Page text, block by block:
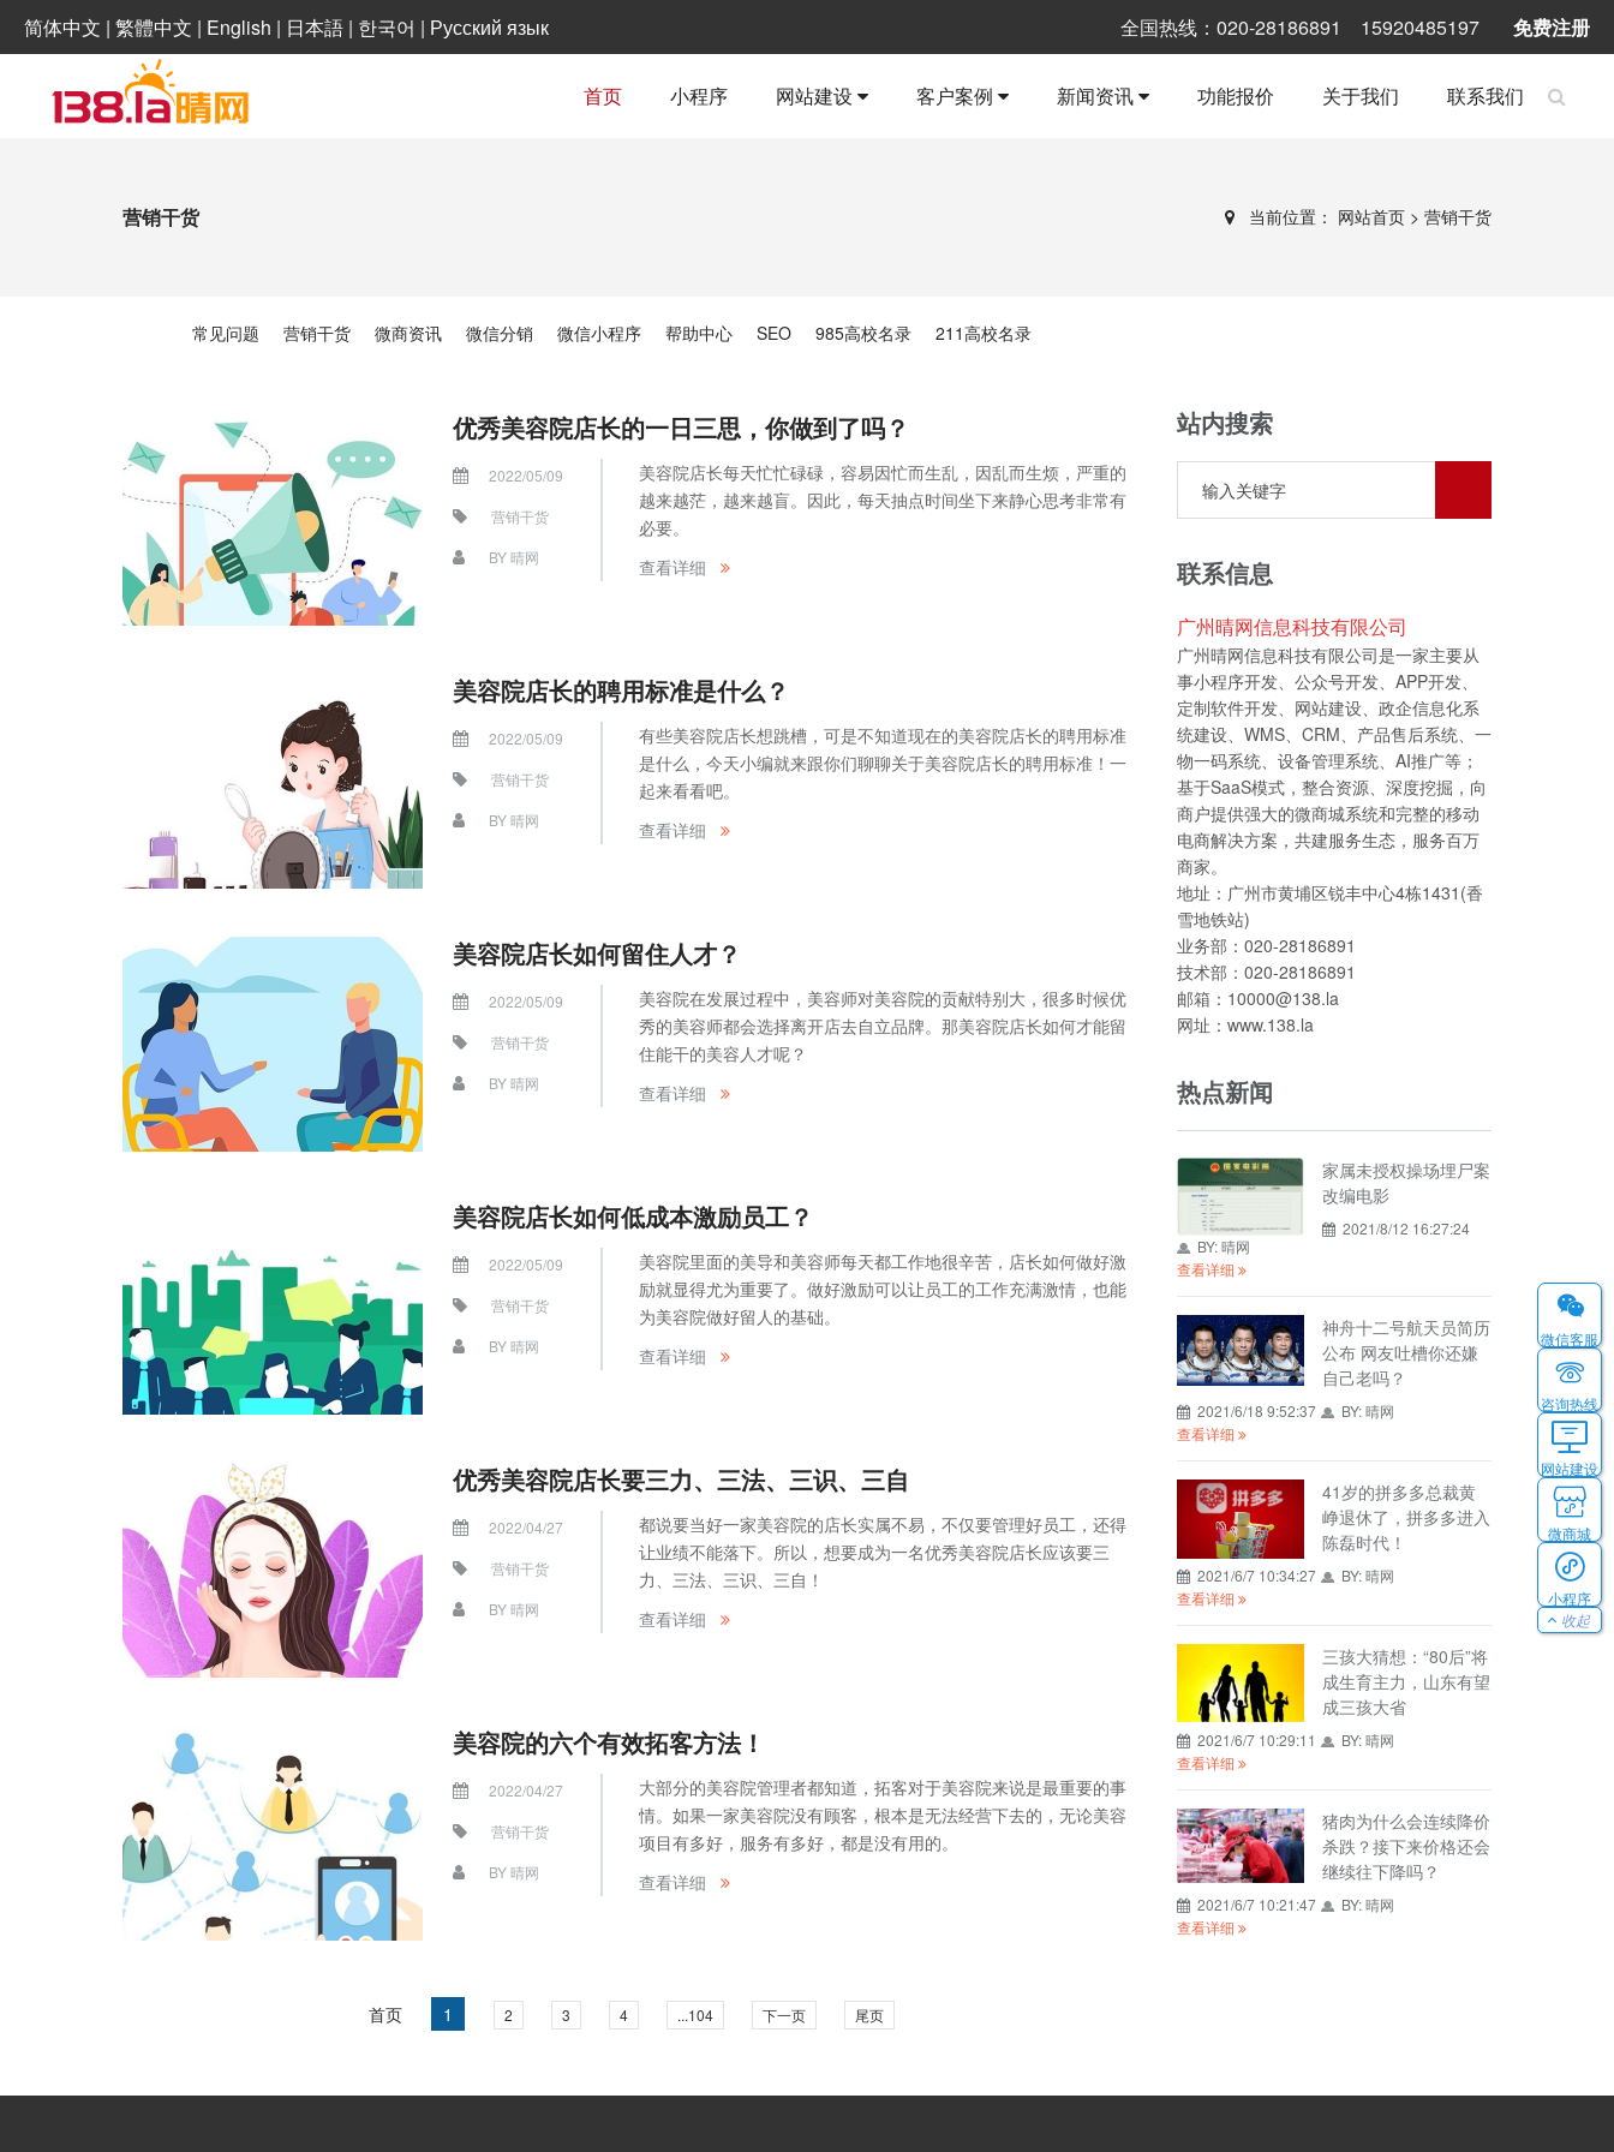
简体中文 | 繁體中文 | English | 日本語 | 한국어 | Русский язык 全国热线：020-28186891 15920485197 免费注册
首页 小程序 网站建设 客户案例 新闻资讯 功能报价 关于我们 联系我们
微信客服
咨询热线
网站建设
微商城
小程序
收起
营销干货 当前位置： 网站首页 > 营销干货
常见问题 营销干货 微商资讯 微信分销 微信小程序 帮助中心 SEO 985高校名录 211高校名录
优秀美容院店长的一日三思，你做到了吗？
2022/05/09
营销干货
BY晴网
美容院店长每天忙忙碌碌，容易因忙而生乱，因乱而生烦，严重的
越来越茫，越来越盲。因此，每天抽点时间坐下来静心思考非常有
必要。
查看详细
美容院店长的聘用标准是什么？
2022/05/09
营销干货
BY晴网
有些美容院店长想跳槽，可是不知道现在的美容院店长的聘用标准
是什么，今天小编就来跟你们聊聊关于美容院店长的聘用标准！一
起来看看吧。
查看详细
美容院店长如何留住人才？
2022/05/09
营销干货
BY晴网
美容院在发展过程中，美容师对美容院的贡献特别大，很多时候优
秀的美容师都会选择离开店去自立品牌。那美容院店长如何才能留
住能干的美容人才呢？
查看详细
美容院店长如何低成本激励员工？
2022/05/09
营销干货
BY晴网
美容院里面的美导和美容师每天都工作地很辛苦，店长如何做好激
励就显得尤为重要了。做好激励可以让员工的工作充满激情，也能
为美容院做好留人的基础。
查看详细
优秀美容院店长要三力、三法、三识、三自
2022/04/27
营销干货
BY晴网
都说要当好一家美容院的店长实属不易，不仅要管理好员工，还得
让业绩不能落下。所以，想要成为一名优秀美容院店长应该要三
力、三法、三识、三自！
查看详细
美容院的六个有效拓客方法！
2022/04/27
营销干货
BY晴网
大部分的美容院管理者都知道，拓客对于美容院来说是最重要的事
情。如果一家美容院没有顾客，根本是无法经营下去的，无论美容
项目有多好，服务有多好，都是没有用的。
查看详细
首页 1 2 3 4 ...104 下一页 尾页
站内搜索
联系信息
广州晴网信息科技有限公司
广州晴网信息科技有限公司是一家主要从
事小程序开发、公众号开发、APP开发、
定制软件开发、网站建设、政企信息化系
统建设、WMS、CRM、产品售后系统、一
物一码系统、设备管理系统、AI推广等；
基于SaaS模式，整合资源、深度挖掘，向
商户提供强大的微商城系统和完整的移动
电商解决方案，共建服务生态，服务百万
商家。
地址：广州市黄埔区锐丰中心4栋1431(香
雪地铁站)
业务部：020-28186891
技术部：020-28186891
邮箱：10000@138.la
网址：www.138.la
热点新闻
家属未授权操场埋尸案
改编电影
2021/8/12 16:27:24
BY:晴网
查看详细
神舟十二号航天员简历
公布 网友吐槽你还嫌
自己老吗？
2021/6/18 9:52:37 BY:晴网
查看详细
41岁的拼多多总裁黄
峥退休了，拼多多进入
陈磊时代！
2021/6/7 10:34:27 BY:晴网
查看详细
三孩大猜想：“80后”将
成生育主力，山东有望
成三孩大省
2021/6/7 10:29:11 BY:晴网
查看详细
猪肉为什么会连续降价
杀跌？接下来价格还会
继续往下降吗？
2021/6/7 10:21:47 BY:晴网
查看详细